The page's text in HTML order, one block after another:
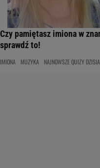
Czy pamiętasz imiona w
sprawdź to!
IMIONA MUZYKA NAJNOWSZE QUIZY